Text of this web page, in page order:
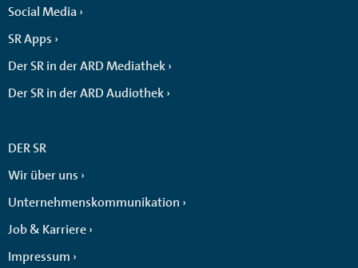
Social Media
SR Apps
Der SR in der ARD Mediathek
Der SR in der ARD Audiothek
DER SR
Wir über uns
Unternehmenskommunikation
Job & Karriere
Impressum